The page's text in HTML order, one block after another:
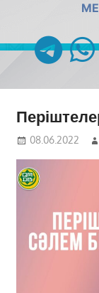
08.06.2022